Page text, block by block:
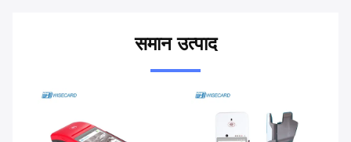
समान उत्पाद